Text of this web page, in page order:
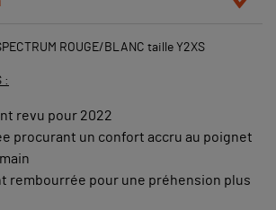
ROUGE/BLANC taille Y2XS
:
revu pour 2022
procurant un confort accru au poignet
rembourrée pour une préhension plus